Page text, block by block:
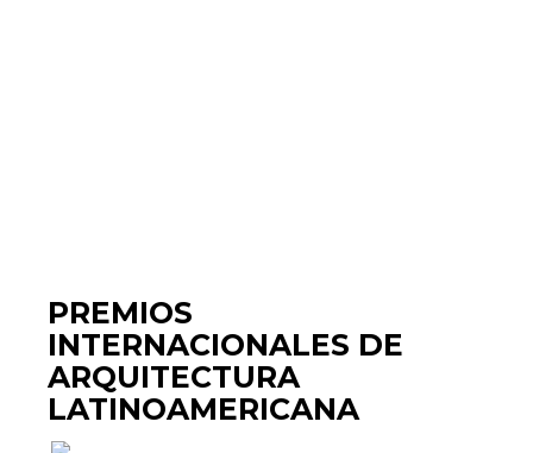
PREMIOS
INTERNACIONALES DE
ARQUITECTURA
LATINOAMERICANA